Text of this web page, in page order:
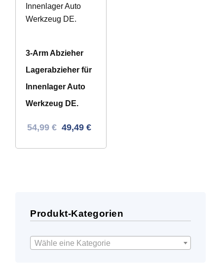
3-Arm Abzieher
Lagerabzieher für
Innenlager Auto
Werkzeug DE.
Ursprünglicher
54,99 € Aktueller
49,49 €
Produkt-Kategorien
Wähle eine Kategorie